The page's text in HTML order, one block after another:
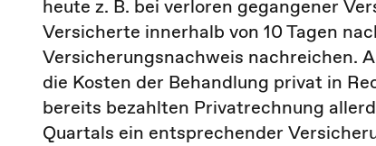
heute z. B. bei verloren gegangener
Versicherte innerhalb von 10 Tagen
Versicherungsnachweis nachreichen.
die Kosten der Behandlung privat in
bereits bezahlten Privatrechnung
Quartals ein entsprechender